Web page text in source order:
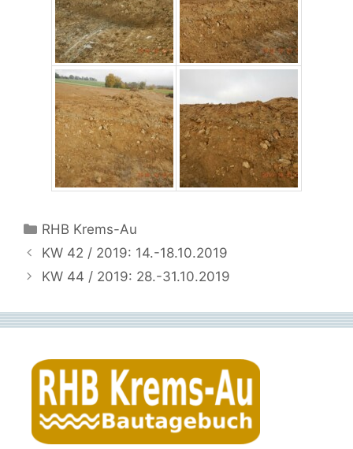
Kategorien
RHB Krems-Au
KW 42 / 2019: 14.-18.10.2019
KW 44 / 2019: 28.-31.10.2019